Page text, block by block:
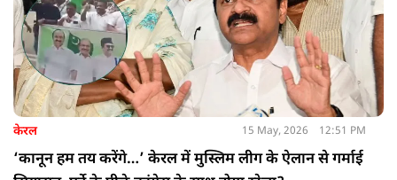
केरल 15 May, 2026 12:51 PM
‘कानून हम तय करेंगे…’ केरल में मुस्लिम लीग के ऐलान से गर्माई